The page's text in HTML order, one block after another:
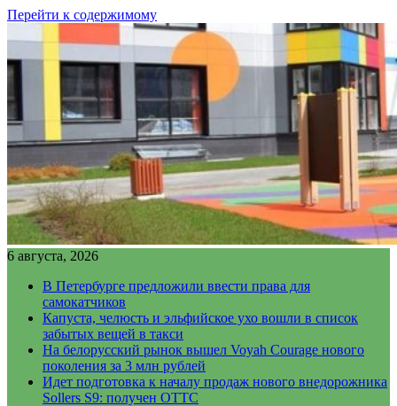
Перейти к содержимому
6 августа, 2026
В Петербурге предложили ввести права для
самокатчиков
Капуста, челюсть и эльфийское ухо вошли в список
забытых вещей в такси
На белорусский рынок вышел Voyah Courage нового
поколения за 3 млн рублей
Идет подготовка к началу продаж нового внедорожника
Sollers S9: получен ОТТС